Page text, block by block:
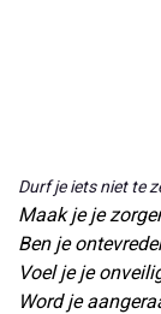
Durf je iets niet te
Maak je je
Ben je
Voel je je
Word je